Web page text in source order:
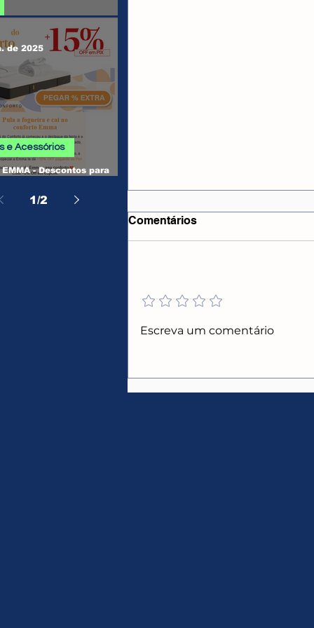
EMMA - Descontos para
e Acessórios
de 2025
1/2
CUPONS ALIEXPRESS
Comentários
Escreva um comentário